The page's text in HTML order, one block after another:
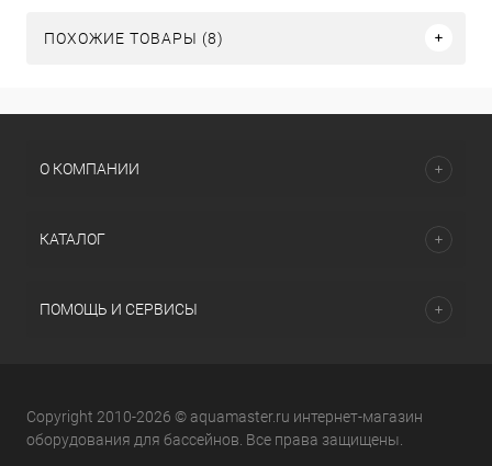
ПОХОЖИЕ ТОВАРЫ (8)
О КОМПАНИИ
КАТАЛОГ
ПОМОЩЬ И СЕРВИСЫ
Copyright 2010-2026 © aquamaster.ru интернет-магазин
оборудования для бассейнов. Все права защищены.